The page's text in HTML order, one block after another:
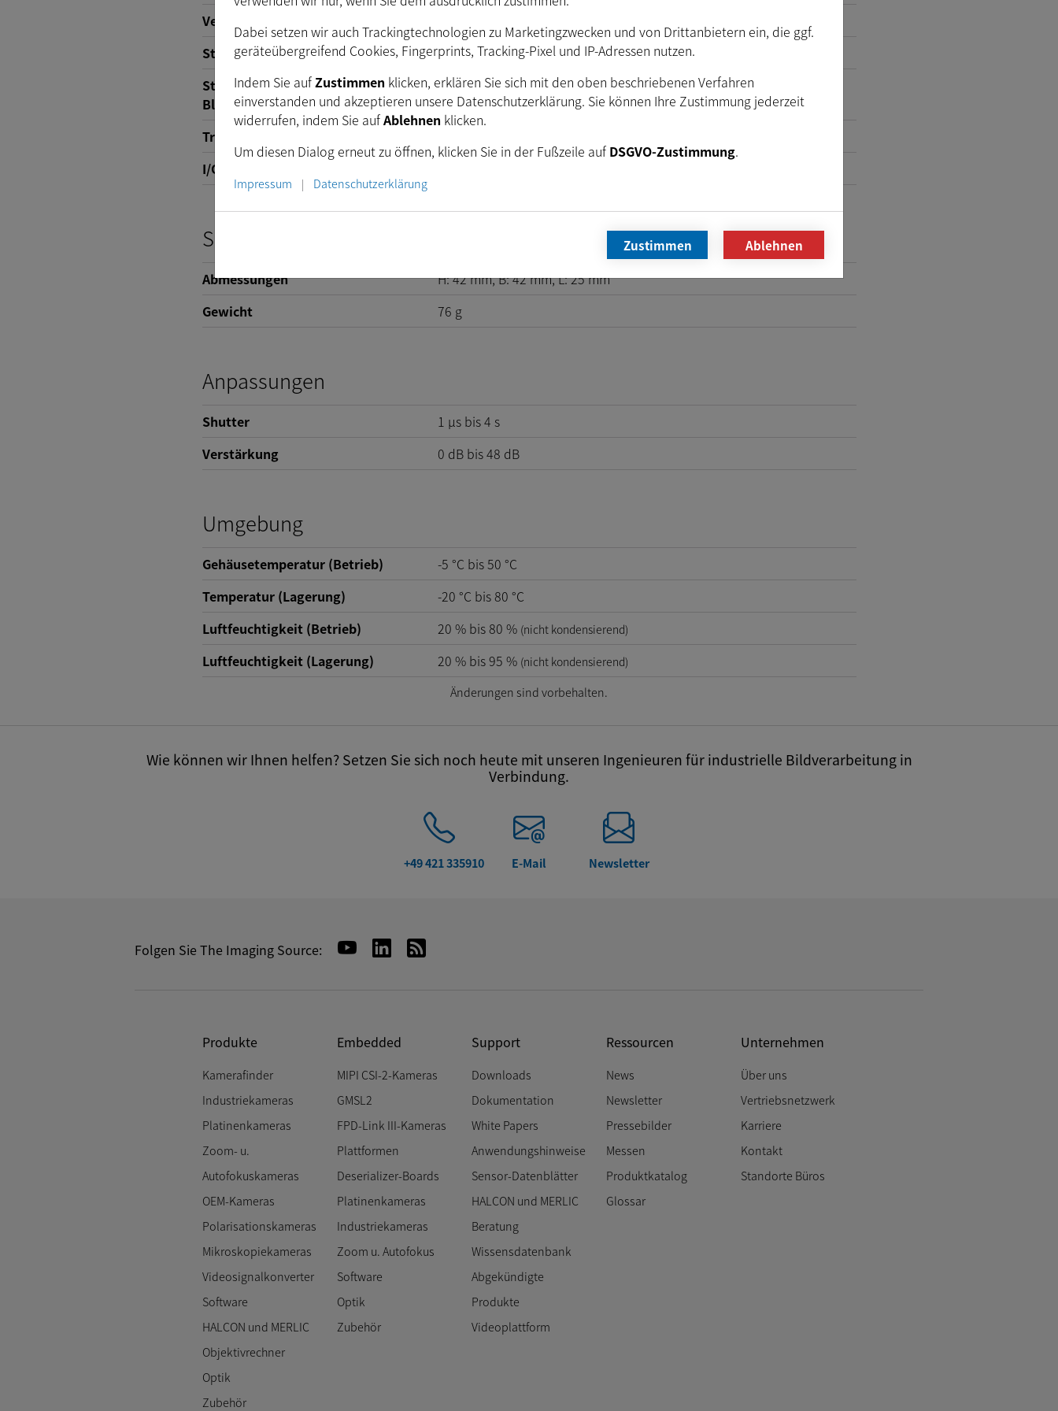
Versorgungsspannung
Stromverbrauch
Ca. 360mA@5VDC
Steuerung der automatischen
Blende
Trigger
I/O
Schnittstelle (mechanisch)
Abmessungen H:42mm, B:42mm, L:25mm
Gewicht
76 g
Anpassungen
Shutter
1 µs bis 4 s
Verstärkung
0 dBbis48 dB
Umgebung
Gehäusetemperatur (Betrieb) -5 °C bis50 °C
Temperatur (Lagerung)
-20 °C bis80 °C
Luftfeuchtigkeit (Betrieb)
20 %bis80 % (nicht kondensierend)
Luftfeuchtigkeit (Lagerung) 20 %bis95 % (nicht kondensierend)
Änderungen sind vorbehalten.
Wie können wir Ihnen helfen? Setzen Sie sich noch heute mit unseren Ingenieuren für industrielle Bildverarbeitung in
Verbindung.
+49 421 335910 E-Mail Newsletter
Folgen Sie The Imaging Source:
Produkte
Kamerafinder
Industriekameras
Platinenkameras
Zoom- u.
Autofokuskameras
OEM-Kameras
Polarisationskameras
Mikroskopiekameras
Videosignalkonverter
Software
HALCON und MERLIC
Objektivrechner
Optik
Zubehör
Embedded
MIPI CSI-2-Kameras
GMSL2
FPD-Link III-Kameras
Plattformen
Deserializer-Boards
Platinenkameras
Industriekameras
Zoom u. Autofokus
Software
Optik
Zubehör
Support
Downloads
Dokumentation
White Papers
Anwendungshinweise
Sensor-Datenblätter
HALCON und MERLIC
Beratung
Wissensdatenbank
Abgekündigte
Produkte
Videoplattform
Ressourcen
News
Newsletter
Pressebilder
Messen
Produktkatalog
Glossar
Unternehmen
Über uns
Vertriebsnetzwerk
Karriere
Kontakt
Standorte Büros
Dabei setzen wir auch Trackingtechnologien zu Marketingzwecken und von Drittanbietern ein, die ggf.
geräteübergreifend Cookies, Fingerprints, Tracking-Pixel und IP-Adressen nutzen.
Indem Sie aufZustimmen klicken, erklären Sie sich mit den oben beschriebenen Verfahren
einverstanden und akzeptieren unsere Datenschutzerklärung. Sie können Ihre Zustimmung jederzeit
widerrufen, indem Sie aufAblehnen klicken.
Um diesen Dialog erneut zu öffnen, klicken Sie in der Fußzeile auf DSGVO-Zustimmung.
Impressum | Datenschutzerklärung
Zustimmen Ablehnen